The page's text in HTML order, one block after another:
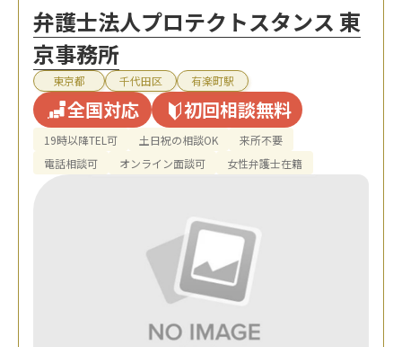
弁護士法人プロテクトスタンス 東
京事務所
東京都 千代田区 有楽町駅
全国対応 初回相談無料
19時以降TEL可 土日祝の相談OK
来所不要
電話相談可
オンライン面談可 女性弁護士在籍